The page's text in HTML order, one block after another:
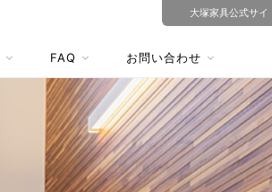
大塚家具公式サイ
FAQ お問い合わせ